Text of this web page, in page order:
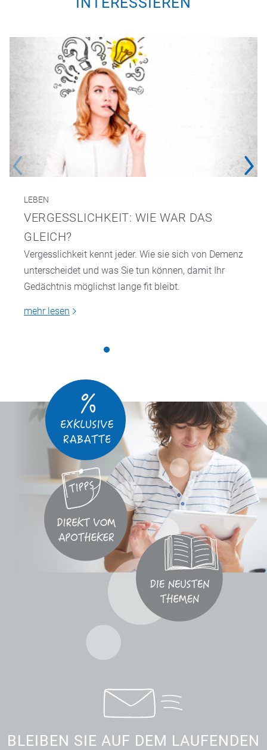
LEBEN
VERGESSLICHKEIT: WIE WAR DAS
GLEICH?
Vergesslichkeit kennt jeder. Wie sie sich von Demenz
unterscheidet und was Sie tun können, damit Ihr
Gedächtnis möglichst lange fit bleibt.
mehr lesen
BLEIBEN SIE AUF DEM LAUFENDEN